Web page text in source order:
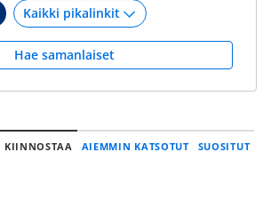
Hae samanlaiset
KIINNOSTAA AIEMMIN KATSOTUT SUOSITUT